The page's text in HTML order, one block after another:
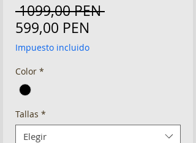
1099,00 PEN Precio
599,00 PEN
de
Impuesto incluido
Color *
Tallas *
Elegir